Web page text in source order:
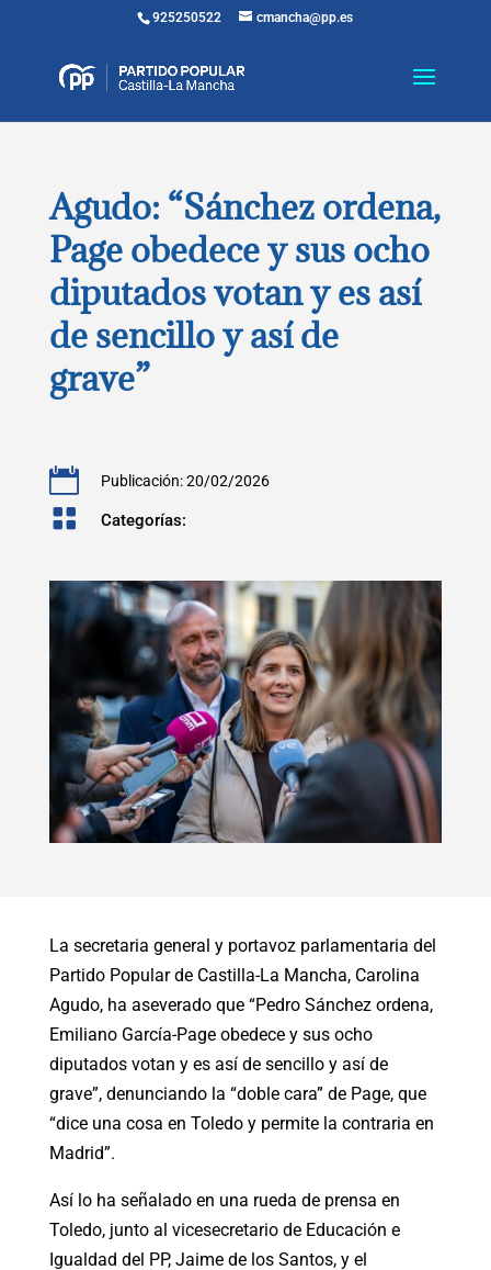
925250522 cmancha@pp.es
Agudo: “Sánchez ordena,
Page obedece y sus ocho
diputados votan y es así
de sencillo y así de
grave”
 Publicación: 20/02/2026
 Categorías:
La secretaria general y portavoz parlamentaria del
Partido Popular de Castilla-La Mancha, Carolina
Agudo, ha aseverado que “Pedro Sánchez ordena,
Emiliano García-Page obedece y sus ocho
diputados votan y es así de sencillo y así de
grave”, denunciando la “doble cara” de Page, que
“dice una cosa en Toledo y permite la contraria en
Madrid”.
Así lo ha señalado en una rueda de prensa en
Toledo, junto al vicesecretario de Educación e
Igualdad del PP, Jaime de los Santos, y el